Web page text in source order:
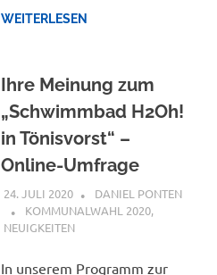
WEITERLESEN
Ihre Meinung zum
„Schwimmbad H2Oh!
in Tönisvorst“ –
Online-Umfrage
24. JULI 2020
DANIEL PONTEN
KOMMUNALWAHL 2020,
NEUIGKEITEN
In unserem Programm zur